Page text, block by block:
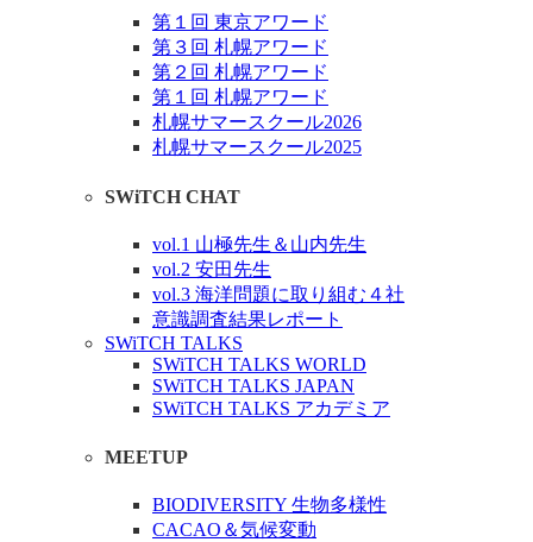
第１回 東京アワード
第３回 札幌アワード
第２回 札幌アワード
第１回 札幌アワード
札幌サマースクール2026
札幌サマースクール2025
SWiTCH CHAT
vol.1 山極先生＆山内先生
vol.2 安田先生
vol.3 海洋問題に取り組む４社
意識調査結果レポート
SWiTCH TALKS
SWiTCH TALKS WORLD
SWiTCH TALKS JAPAN
SWiTCH TALKS アカデミア
MEETUP
BIODIVERSITY 生物多様性
CACAO＆気候変動